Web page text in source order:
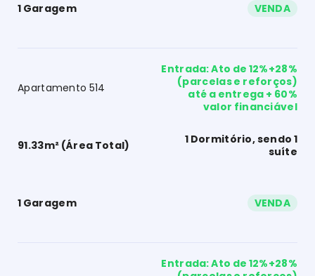
1 Garagem VENDA
Apartamento 514
91.33m² (Área Total)
1 Dormitório, sendo 1
suíte
1 Garagem
Entrada: Ato de 12%+28%
(parcelas e reforços)
até a entrega + 60%
valor financiável
VENDA
Entrada: Ato de 12%+28%